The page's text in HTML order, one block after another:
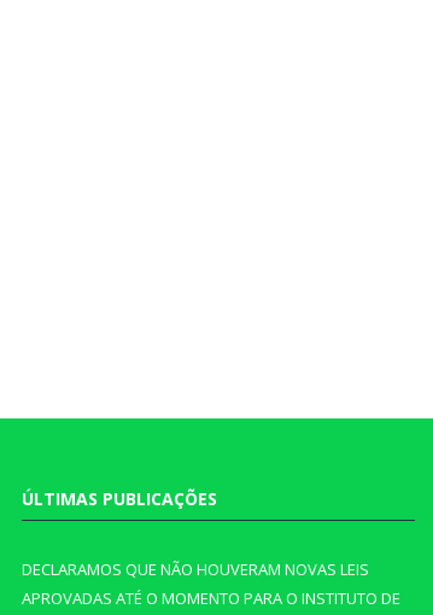
ÚLTIMAS PUBLICAÇÕES
DECLARAMOS QUE NÃO HOUVERAM NOVAS LEIS
APROVADAS ATÉ O MOMENTO PARA O INSTITUTO DE